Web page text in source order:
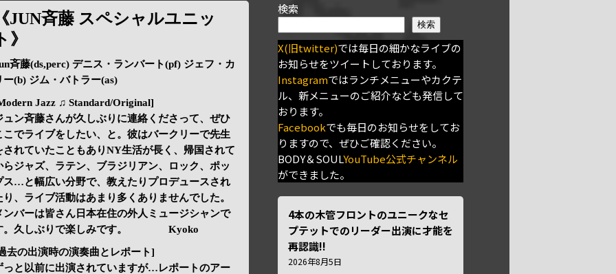
JUN斉藤 スペシャルユニッ
》
斉藤(ds,perc) デニス・ランバート(pf) ジェフ・カ
ー(b) ジム・バトラー(as)
Jazz ♫ Standard/Original]
ュン斉藤さんが久しぶりに連絡くださって、ぜひ
こでライブをしたい、と。彼はバークリーで先生
されていたこともありNY生活が長く、帰国されて
らジャズ、ラテン、ブラジリアン、ロック、ポッ
ス…と幅広い分野で、教えたりプロデュースされ
り、ライブ活動はあまり多くありませんでした。
ンバーは皆さん日本在住の外人ミュージシャンで
。久しぶりで楽しみです。 Kyoko
去の出演時の演奏曲とレポート]
っと以前に出演されていますが…レポートのアー
検索
検索
X(旧twitter)では毎日の細かなライブの
お知らせをツイートしております。
Instagramではランチメニューやカクテ
ル、新メニューのご紹介なども発信して
おります。
Facebookでも毎日のお知らせをしてお
りますので、ぜひご確認ください。
BODY＆SOULYouTube公式チャンネル
ができました。
4本の木管フロントのユニークなセ
プテットでのリーダー出演に才能を
再認識!!
2026年8月5日